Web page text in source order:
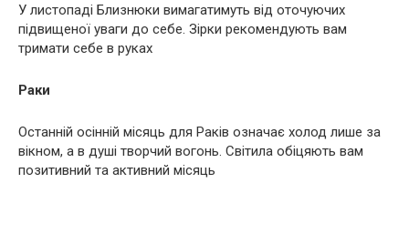
У листопаді Близнюки вимагатимуть від оточуючих
підвищеної уваги до себе. Зірки рекомендують вам
тримати себе в руках
Раки
Останній осінній місяць для Раків означає холод лише за
вікном, а в душі творчий вогонь. Світила обіцяють вам
позитивний та активний місяць